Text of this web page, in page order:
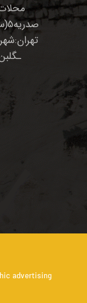
صدریه۵(سنگبری ایمان ) تلفن ۰۸۶۴۳۲۴۱۷۸۰
advertising